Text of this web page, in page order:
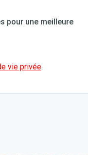
pour une meilleure
vie privée.